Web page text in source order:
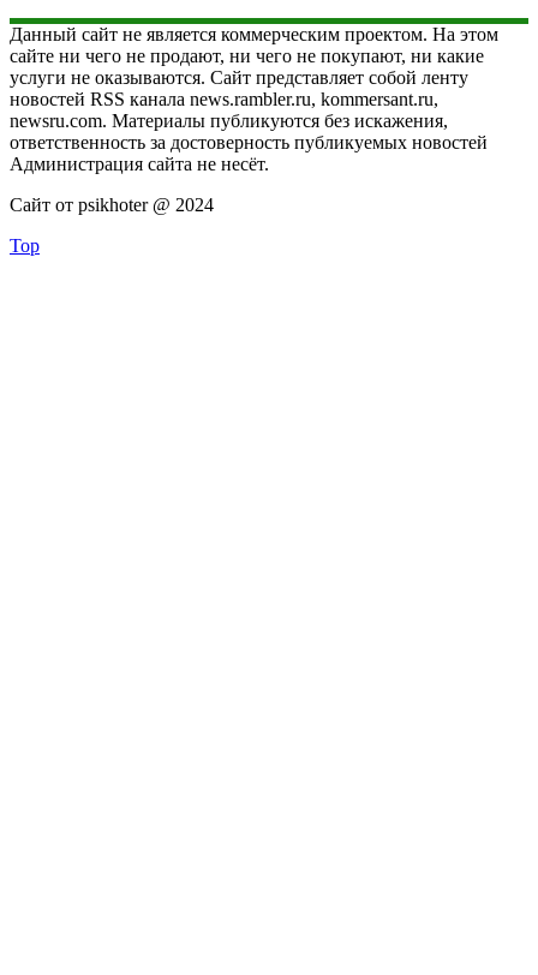
Данный сайт не является коммерческим проектом. На этом
сайте ни чего не продают, ни чего не покупают, ни какие
услуги не оказываются. Сайт представляет собой ленту
новостей RSS канала news.rambler.ru, kommersant.ru,
newsru.com. Материалы публикуются без искажения,
ответственность за достоверность публикуемых новостей
Администрация сайта не несёт.
Сайт от psikhoter @ 2024
Top